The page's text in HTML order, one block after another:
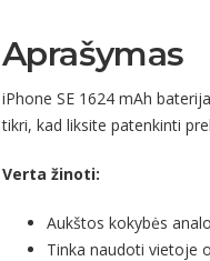
Aprašymas
iPhone SE 1624 mAh
tikri, kad liksite patenkinti
Verta žinoti:
Aukštos kokybės
Tinka naudoti vietoje